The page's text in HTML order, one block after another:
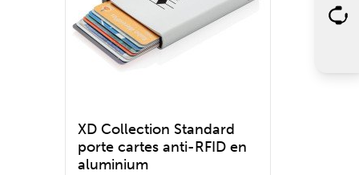
XD Collection Standard
porte cartes anti-RFID en
aluminium